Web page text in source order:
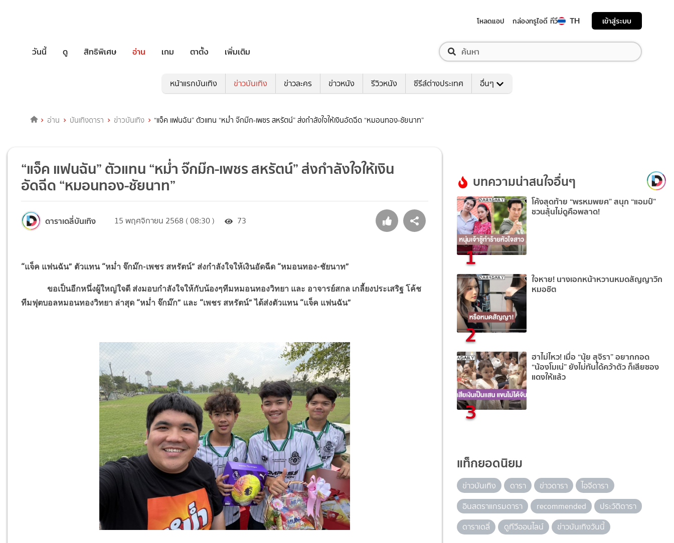
โหลดแอป กล่องทรูไอดี ทีวี TH เข้าสู่ระบบ
วันนี้ ดู สิทธิพิเศษ อ่าน เกม ตาตั้ง เพิ่มเติม
หน้าแรกบันเทิง ข่าวบันเทิง ข่าวละคร ข่าวหนัง รีวิวหนัง ซีรีส์ต่างประเทศ อื่นๆ
อ่าน บันเทิงดารา ข่าวบันเทิง “แจ็ค แฟนฉัน” ตัวแทน “หม่ำ จ๊กม๊ก-เพชร สหรัตน์” ส่งกำลังใจให้เงินอัดฉีด “หมอนทอง-ชัยนาท”
“แจ็ค แฟนฉัน” ตัวแทน “หม่ำ จ๊กม๊ก-เพชร สหรัตน์” ส่งกำลังใจให้เงิน
อัดฉีด “หมอนทอง-ชัยนาท”
ดาราเดลี่บันเทิง 15 พฤศจิกายน 2568 ( 08:30 ) 73
“แจ็ค แฟนฉัน” ตัวแทน “หม่ำ จ๊กม๊ก-เพชร สหรัตน์” ส่งกำลังใจให้เงินอัดฉีด “หมอนทอง-ชัยนาท”
ขอเป็นอีกหนึ่งผู้ใหญ่ใจดี ส่งมอบกำลังใจให้กับน้องๆทีมหมอนทองวิทยา และ อาจารย์สกล เกลี้ยงประเสริฐ โค้ช
ทีมฟุตบอลหมอนทองวิทยา ล่าสุด “หม่ำ จ๊กม๊ก” และ “เพชร สหรัตน์” ได้ส่งตัวแทน “แจ็ค แฟนฉัน”
บทความน่าสนใจอื่นๆ
1
โค้งสุดท้าย “พรหมพยศ” สนุก “แอมป์”
ชวนลุ้นไม่ดูคือพลาด!
2
ใจหาย! นางเอกหน้าหวานหมดสัญญาวิก
หมอชิต
3
ฮาไม่ไหว! เมื่อ “นุ้ย สุจิรา” อยากกอด
“น้องโมเน่” ยังไม่ทันได้คว้าตัว ก็เสียซอง
แดงให้แล้ว
แท็กยอดนิยม
ข่าวบันเทิง ดารา ข่าวดารา
ไอจีดารา
อินสตราแกรมดารา
recommended
ประวัติดารา
ดาราเดลี่
ดูทีวีออนไลน์ ข่าวบันเทิงวันนี้